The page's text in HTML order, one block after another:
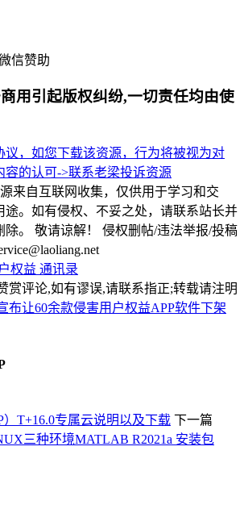
信赞助
用引起版权纠纷,一切责任均由使
议，如您下载该资源，行为将被视为对
容的认可->联系老梁投诉资源
来自互联网收集，仅供用于学习和交
途。如有侵权、不妥之处，请联系站长并
除。 敬请谅解！ 侵权删帖/违法举报/投稿
权益 通讯录
赏评论,如有谬误,请联系指正;转载请注明
布让60余款侵害用户权益APP软件下架
）T+16.0专属云说明以及下载 下一篇
三种环境MATLAB R2021a 安装包